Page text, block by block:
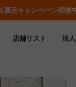
元キャンペーン開催
店舗リスト 法